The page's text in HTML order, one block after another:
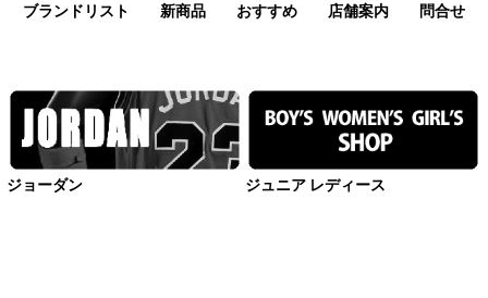
絞り込む
ブランドリスト 新商品 おすすめ 店舗案内 問合せ
ジョーダン ジュニア レディース